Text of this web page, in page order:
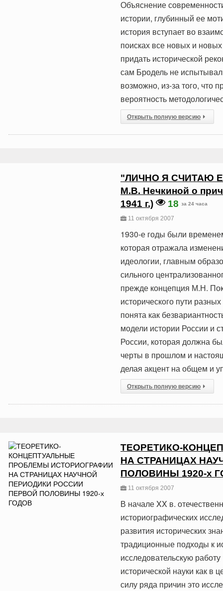
Объяснение
истории, глубинный ее
история вступает во
поисках все новых и
придать исторической
сам Бродель не
возможно, из-за того, что
вероятность
Открыть полную версию
"ЛИЧНО Я СЧИТАЮ
М.В. Нечкиной о
1941 г.)
18 за 24 часа
11 октября 2007
1930-е годы были
которая отражала
идеологии, главным
сильного
прежде концепция М.Н.
исторического пути
понята как
модели истории России и
России, которая должна
черты в прошлом и
делая акцент на общем и
Открыть полную версию
ТЕОРЕТИКО-
НА СТРАНИЦАХ
ПОЛОВИНЫ 1920-х
11 октября 2007
В начале XX в.
историографических
развития исторических
традиционные подходы к
исследовательскую
исторической науки как в
силу ряда причин это